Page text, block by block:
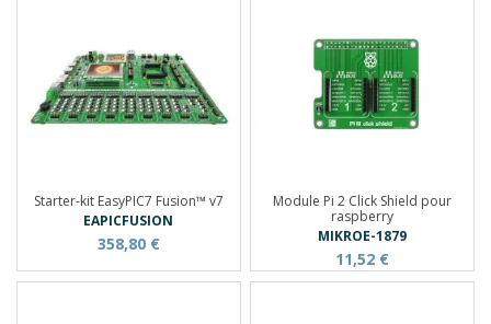
Starter-kit EasyPIC7 Fusion™ v7
EAPICFUSION
358,80 €
Module Pi 2 Click Shield pour
raspberry
MIKROE-1879
11,52 €